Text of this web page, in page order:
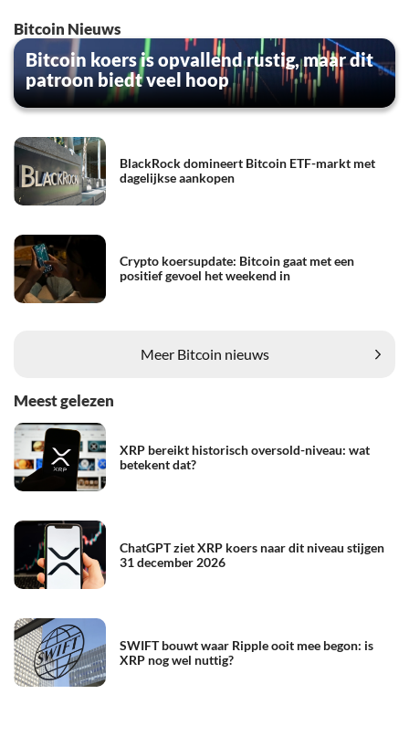
Bitcoin Nieuws
Bitcoin koers is opvallend rustig, maar dit
patroon biedt veel hoop
BlackRock domineert Bitcoin ETF-markt met
dagelijkse aankopen
Crypto koersupdate: Bitcoin gaat met een
positief gevoel het weekend in
Meer Bitcoin nieuws
Meest gelezen
XRP bereikt historisch oversold-niveau: wat
betekent dat?
ChatGPT ziet XRP koers naar dit niveau stijgen
31 december 2026
SWIFT bouwt waar Ripple ooit mee begon: is
XRP nog wel nuttig?